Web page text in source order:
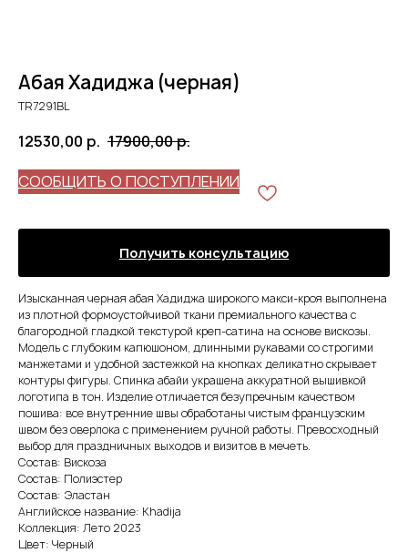
Абая Хадиджа (черная)
TR7291BL
12530,00 р. 17900,00р.
СООБЩИТЬ О ПОСТУПЛЕНИИ
Получить консультацию
Изысканная черная абая Хадиджа широкого макси-кроя выполнена
из плотной формоустойчивой ткани премиального качества с
благородной гладкой текстурой креп-сатина на основе вискозы.
Модель с глубоким капюшоном, длинными рукавами со строгими
манжетами и удобной застежкой на кнопках деликатно скрывает
контуры фигуры. Спинка абайи украшена аккуратной вышивкой
логотипа в тон. Изделие отличается безупречным качеством
пошива: все внутренние швы обработаны чистым французским
швом без оверлока с применением ручной работы. Превосходный
выбор для праздничных выходов и визитов в мечеть.
Состав: Вискоза
Состав: Полиэстер
Состав: Эластан
Английское название: Khadija
Коллекция: Лето 2023
Цвет: Черный